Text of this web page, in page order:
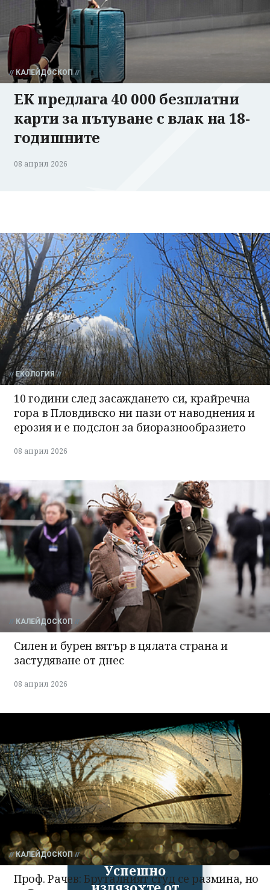
Успешно
КАЛЕЙДОСКОП
ЕК предлага 40 000 безплатни
карти за пътуване с влак на 18-
годишните
08 април 2026
ЕКОЛОГИЯ
10 години след засаждането си, крайречна
гора в Пловдивско ни пази от наводнения и
ерозия и е подслон за биоразнообразието
08 април 2026
КАЛЕЙДОСКОП
Силен и бурен вятър в цялата страна и
застудяване от днес
08 април 2026
КАЛЕЙДОСКОП
Проф. Рачев: Бруталният студ се размина, но